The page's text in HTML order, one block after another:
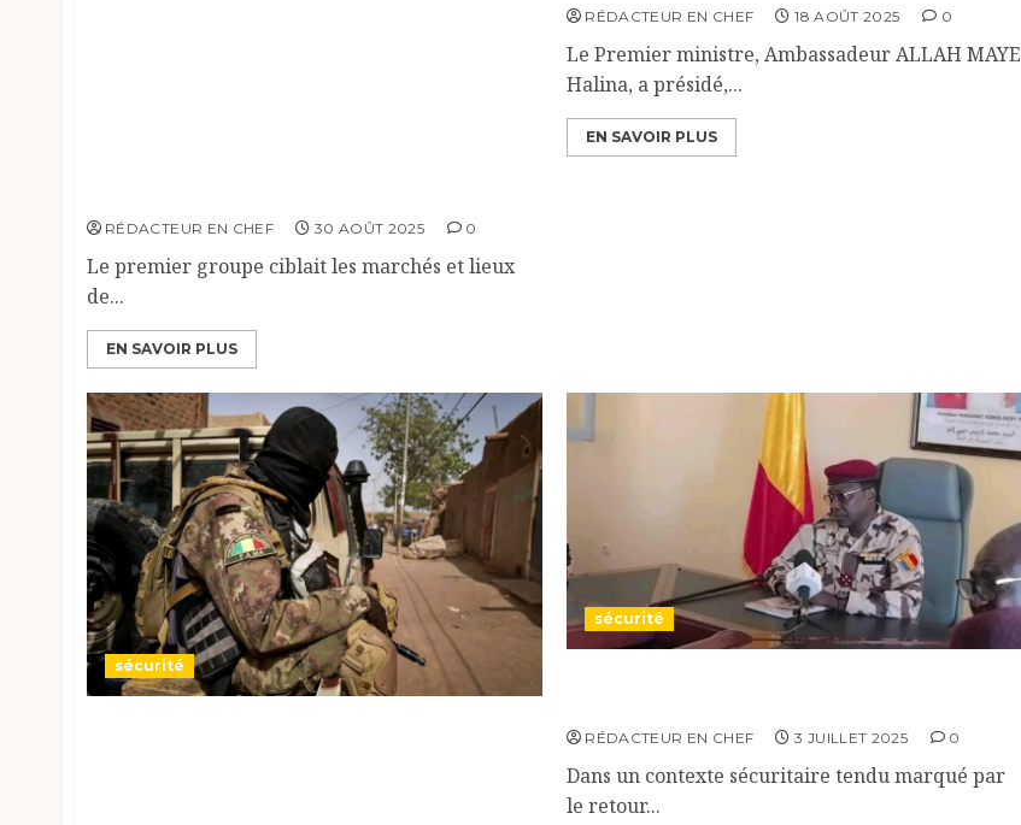
RÉDACTEUR EN CHEF 30 AOÛT 2025 0
Le premier groupe ciblait les marchés et lieux
de...
EN SAVOIR PLUS
RÉDACTEUR EN CHEF 18 AOÛT 2025 0
Le Premier ministre, Ambassadeur ALLAH MAYE
Halina, a présidé,...
EN SAVOIR PLUS
sécurité
sécurité
RÉDACTEUR EN CHEF 3 JUILLET 2025 0
Dans un contexte sécuritaire tendu marqué par
le retour...